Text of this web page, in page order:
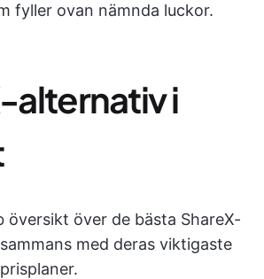
fyller ovan nämnda luckor.
alternativ i
översikt över de bästa ShareX-
med deras viktigaste